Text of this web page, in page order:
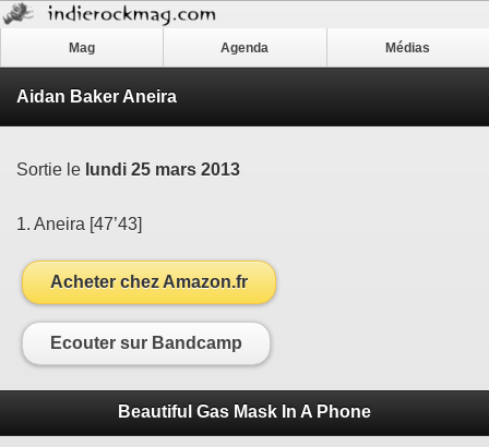
Mag Agenda Médias
Aidan Baker Aneira
Sortie le lundi 25 mars 2013
1. Aneira [47’43]
Acheter chez Amazon.fr
Ecouter sur Bandcamp
Beautiful Gas Mask In A Phone